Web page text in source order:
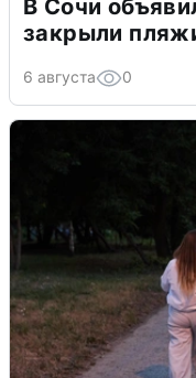
В Сочи
закрыли
6 августа 0